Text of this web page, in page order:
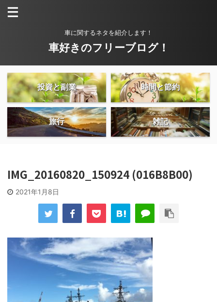
車に関するネタを紹介します！
車好きのフリーブログ！
投資と副業 時間と節約
旅行 雑記
IMG_20160820_150924 (016B8B00)
2021年1月8日